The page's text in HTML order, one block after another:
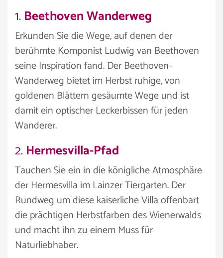
1.Beethoven Wanderweg
Erkunden Sie die Wege, auf denen der
berühmte Komponist Ludwig van Beethoven
seine Inspiration fand. Der Beethoven-
Wanderweg bietet im Herbst ruhige, von
goldenen Blättern gesäumte Wege und ist
damit ein optischer Leckerbissen für jeden
Wanderer.
2.Hermesvilla-Pfad
Tauchen Sie ein in die königliche Atmosphäre
der Hermesvilla im Lainzer Tiergarten. Der
Rundweg um diese kaiserliche Villa offenbart
die prächtigen Herbstfarben des Wienerwalds
und macht ihn zu einem Muss für
Naturliebhaber.